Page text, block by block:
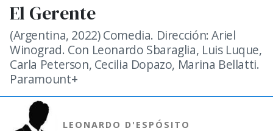
El Gerente
(Argentina, 2022) Comedia. Dirección: Ariel
Winograd. Con Leonardo Sbaraglia, Luis Luque,
Carla Peterson, Cecilia Dopazo, Marina Bellatti.
Paramount+
LEONARDO D'ESPÓSITO